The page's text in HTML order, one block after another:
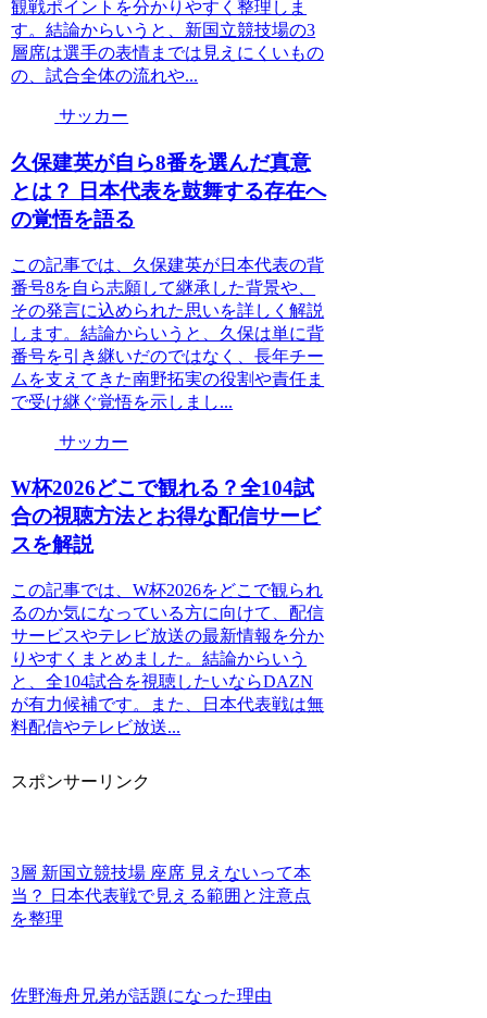
観戦ポイントを分かりやすく整理しま
す。結論からいうと、新国立競技場の3
層席は選手の表情までは見えにくいもの
の、試合全体の流れや...
サッカー
久保建英が自ら8番を選んだ真意
とは？ 日本代表を鼓舞する存在へ
の覚悟を語る
この記事では、久保建英が日本代表の背
番号8を自ら志願して継承した背景や、
その発言に込められた思いを詳しく解説
します。結論からいうと、久保は単に背
番号を引き継いだのではなく、長年チー
ムを支えてきた南野拓実の役割や責任ま
で受け継ぐ覚悟を示しまし...
サッカー
W杯2026どこで観れる？全104試
合の視聴方法とお得な配信サービ
スを解説
この記事では、W杯2026をどこで観られ
るのか気になっている方に向けて、配信
サービスやテレビ放送の最新情報を分か
りやすくまとめました。結論からいう
と、全104試合を視聴したいならDAZN
が有力候補です。また、日本代表戦は無
料配信やテレビ放送...
スポンサーリンク
3層 新国立競技場 座席 見えないって本
当？ 日本代表戦で見える範囲と注意点
を整理
佐野海舟兄弟が話題になった理由